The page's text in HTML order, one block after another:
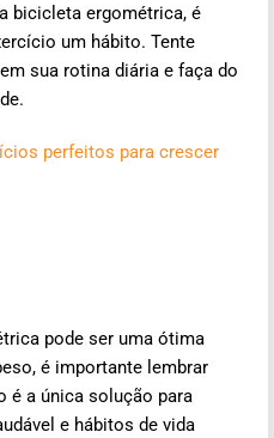
bicicleta ergométrica, é
um hábito. Tente
sua rotina diária e faça do
perfeitos para crescer
pode ser uma ótima
é importante lembrar
é a única solução para
e hábitos de vida